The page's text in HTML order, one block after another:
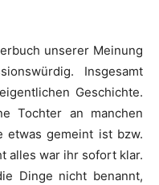
unserer Meinung
Insgesamt
Geschichte.
Tochter an manchen
etwas gemeint ist bzw.
alles war ihr sofort klar.
Dinge nicht benannt,